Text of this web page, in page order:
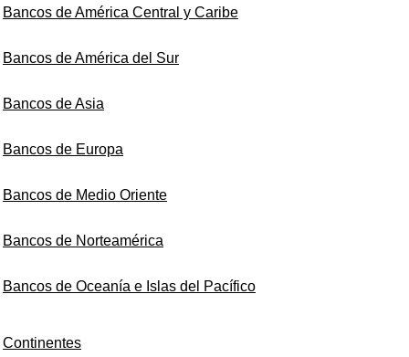
Bancos de América Central y Caribe
Bancos de América del Sur
Bancos de Asia
Bancos de Europa
Bancos de Medio Oriente
Bancos de Norteamérica
Bancos de Oceanía e Islas del Pacífico
Continentes